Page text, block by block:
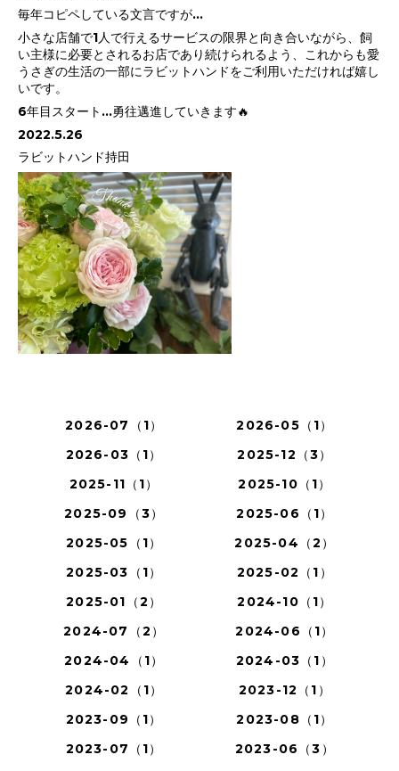
毎年コピペしている文言ですが...
小さな店舗で1人で行えるサービスの限界と向き合いながら、飼
い主様に必要とされるお店であり続けられるよう、これからも愛
うさぎの生活の一部にラビットハンドをご利用いただければ嬉し
いです。
6年目スタート...勇往邁進していきます🔥
2022.5.26
ラビットハンド持田
2026-07（1）
2026-05（1）
2026-03（1）
2025-12（3）
2025-11（1）
2025-10（1）
2025-09（3）
2025-06（1）
2025-05（1）
2025-04（2）
2025-03（1）
2025-02（1）
2025-01（2）
2024-10（1）
2024-07（2）
2024-06（1）
2024-04（1）
2024-03（1）
2024-02（1）
2023-12（1）
2023-09（1）
2023-08（1）
2023-07（1）
2023-06（3）